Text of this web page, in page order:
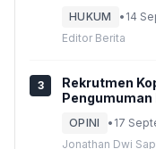
HUKUM • 14
Editor Berita
3
Rekrutmen
Pengumuman
OPINI • 17
Jonathan Dwi